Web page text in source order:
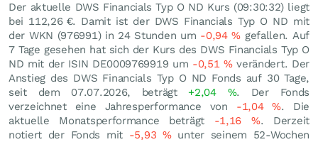
Der aktuelle DWS Financials Typ O ND Kurs (09:30:32) liegt
bei 112,26 €. Damit ist der DWS Financials Typ O ND mit
der WKN (976991) in 24 Stunden um -0,94% gefallen. Auf
7 Tage gesehen hat sich der Kurs des DWS Financials Typ O
ND mit der ISIN DE0009769919 um -0,51 %verändert. Der
Anstieg des DWS Financials Typ O ND Fonds auf 30 Tage,
seit dem 07.07.2026, beträgt +2,04 %. Der Fonds
verzeichnet eine Jahresperformance von -1,04%. Die
aktuelle Monatsperformance beträgt -1,16 %. Derzeit
notiert der Fonds mit -5,93 %unter seinem 52-Wochen